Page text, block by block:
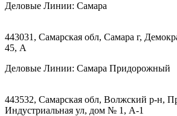
Деловые Линии: Самара
443031, Самарская обл, Самара г,
45, А
Деловые Линии: Самара Придорожный
443532, Самарская обл, Волжский р-н,
Индустриальная ул, дом № 1, А-1